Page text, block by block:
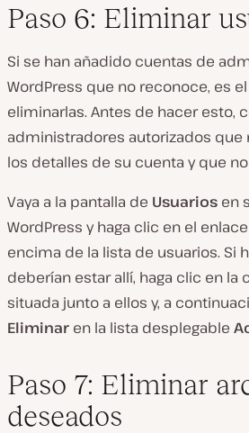
Paso 6: Eliminar
Si se han añadido cuentas de
WordPress que no reconoce, es
eliminarlas. Antes de hacer esto,
administradores autorizados que
los detalles de su cuenta y que
Vaya a la pantalla de Usuarios en
WordPress y haga clic en el enlace
encima de la lista de usuarios. Si
deberían estar allí, haga clic en la
situada junto a ellos y, a
Eliminar en la lista desplegable
Paso 7: Eliminar
deseados